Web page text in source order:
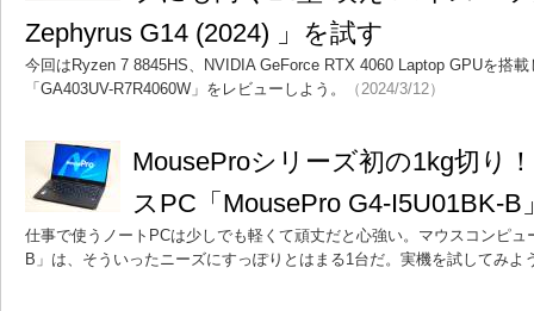
Zephyrus G14 (2024) 」を試す
今回はRyzen 7 8845HS、NVIDIA GeForce RTX 4060 Laptop GPUを搭
「GA403UV-R7R4060W」をレビューしよう。
（2024/3/12）
MouseProシリーズ初の1kg切り
スPC「MousePro G4-I5U01BK-B
仕事で使うノートPCは少しでも軽くて頑丈だと心強い。マウスコンピ
B」は、そういったニーズにすっぽりとはまる1台だ。実機を試してみよ